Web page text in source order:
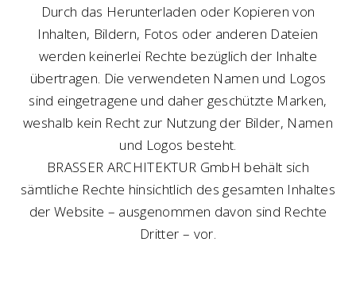
Durch das Herunterladen oder Kopieren von
Inhalten, Bildern, Fotos oder anderen Dateien
werden keinerlei Rechte bezüglich der Inhalte
übertragen. Die verwendeten Namen und Logos
sind eingetragene und daher geschützte Marken,
weshalb kein Recht zur Nutzung der Bilder, Namen
und Logos besteht.
BRASSER ARCHITEKTUR GmbH behält sich
sämtliche Rechte hinsichtlich des gesamten Inhaltes
der Website – ausgenommen davon sind Rechte
Dritter – vor.